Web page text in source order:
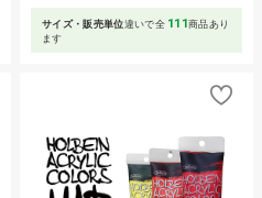
サイズ・販売単位違いで全 111商品あり
ます